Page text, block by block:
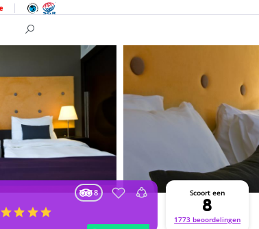
8 Scoort een
8
1773 beoordelingen